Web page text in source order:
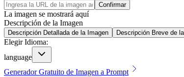
Confirmar
La imagen se mostrará aquí
Descripción de la Imagen
Descripción Detallada de la Imagen Descripción Breve de
Elegir Idioma:
language
Generador Gratuito de Imagen a Prompt